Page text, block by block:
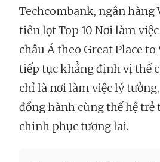
Techcombank, ngân hàng
tiên lọt Top 10 Nơi làm
châu Á theo Great Place to
tiếp tục khẳng định vị thế
chỉ là nơi làm việc lý
đồng hành cùng thế hệ
chinh phục tương lai.